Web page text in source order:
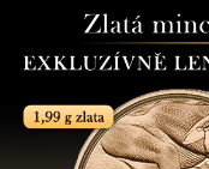
minca
Quarter
sovereign
Zlatá
minca
Quarter
sovereign
2021